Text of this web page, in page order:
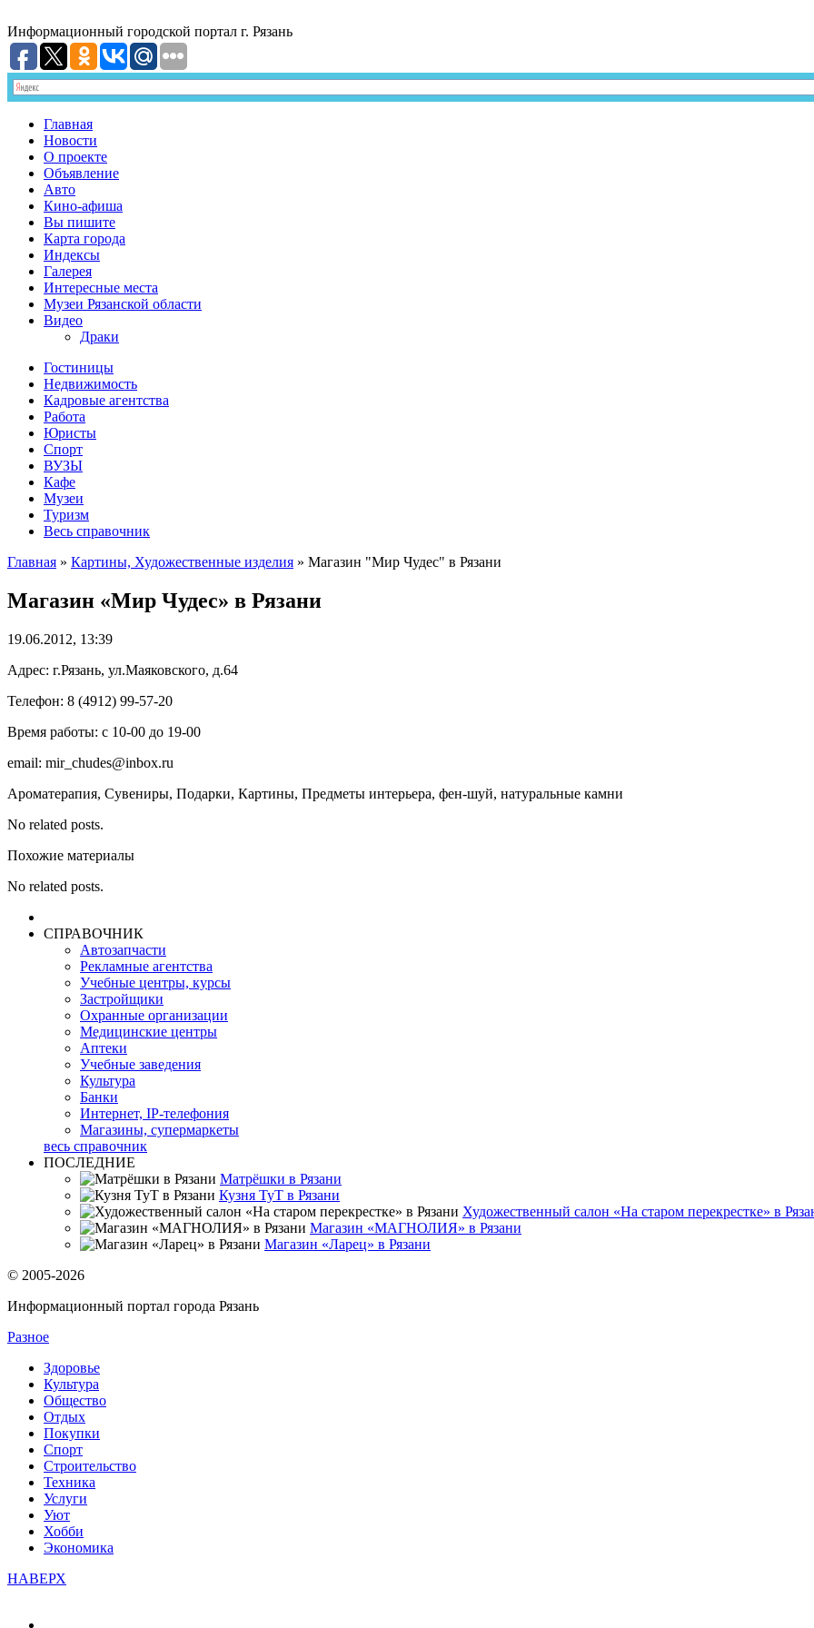
Информационный городской портал г. Рязань
Главная
Новости
О проекте
Объявление
Авто
Кино-афиша
Вы пишите
Карта города
Индексы
Галерея
Интересные места
Музеи Рязанской области
Видео
Драки
Гостиницы
Недвижимость
Кадровые агентства
Работа
Юристы
Спорт
ВУЗЫ
Кафе
Музеи
Туризм
Весь справочник
Главная » Картины, Художественные изделия » Магазин "Мир Чудес" в Рязани
Магазин «Мир Чудес» в Рязани
19.06.2012, 13:39
Адрес: г.Рязань, ул.Маяковского, д.64
Телефон: 8 (4912) 99-57-20
Время работы: с 10-00 до 19-00
email: mir_chudes@inbox.ru
Ароматерапия, Сувениры, Подарки, Картины, Предметы интерьера, фен-шуй, натуральные камни
No related posts.
Похожие материалы
No related posts.
СПРАВОЧНИК
Автозапчасти
Рекламные агентства
Учебные центры, курсы
Застройщики
Охранные организации
Медицинские центры
Аптеки
Учебные заведения
Культура
Банки
Интернет, IP-телефония
Магазины, супермаркеты
весь справочник
ПОСЛЕДНИЕ
Матрёшки в Рязани
Кузня ТуТ в Рязани
Художественный салон «На старом перекрестке» в
Магазин «МАГНОЛИЯ» в Рязани
Магазин «Ларец» в Рязани
© 2005-2026
Информационный портал города Рязань
Разное
Здоровье
Культура
Общество
Отдых
Покупки
Спорт
Строительство
Техника
Услуги
Уют
Хобби
Экономика
НАВЕРХ